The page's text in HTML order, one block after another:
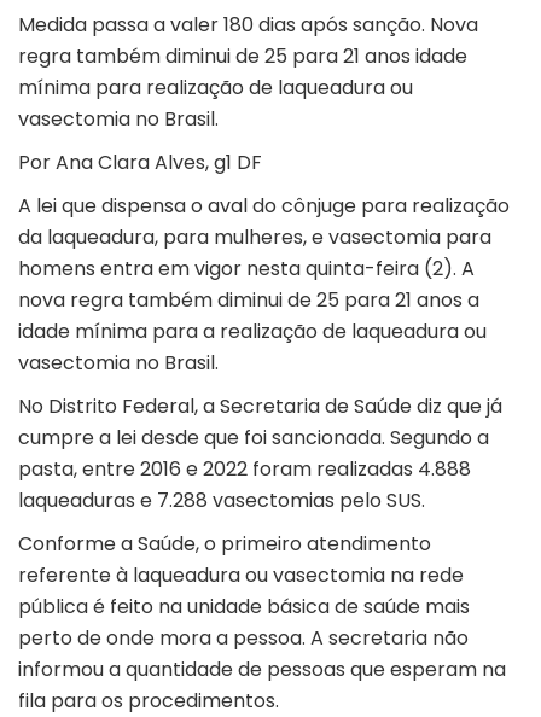
Medida passa a valer 180 dias após sanção. Nova
regra também diminui de 25 para 21 anos idade
mínima para realização de laqueadura ou
vasectomia no Brasil.
Por Ana Clara Alves, g1 DF
A lei que dispensa o aval do cônjuge para realização
da laqueadura, para mulheres, e vasectomia para
homens entra em vigor nesta quinta-feira (2). A
nova regra também diminui de 25 para 21 anos a
idade mínima para a realização de laqueadura ou
vasectomia no Brasil.
No Distrito Federal, a Secretaria de Saúde diz que já
cumpre a lei desde que foi sancionada. Segundo a
pasta, entre 2016 e 2022 foram realizadas 4.888
laqueaduras e 7.288 vasectomias pelo SUS.
Conforme a Saúde, o primeiro atendimento
referente à laqueadura ou vasectomia na rede
pública é feito na unidade básica de saúde mais
perto de onde mora a pessoa. A secretaria não
informou a quantidade de pessoas que esperam na
fila para os procedimentos.